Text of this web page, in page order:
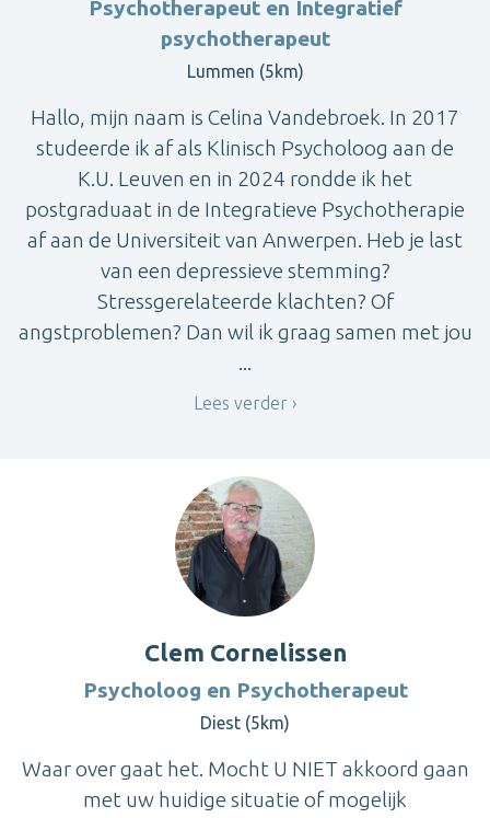
Psychotherapeut en Integratief
psychotherapeut
Lummen (5km)
Hallo, mijn naam is Celina Vandebroek. In 2017
studeerde ik af als Klinisch Psycholoog aan de
K.U. Leuven en in 2024 rondde ik het
postgraduaat in de Integratieve Psychotherapie
af aan de Universiteit van Anwerpen. Heb je last
van een depressieve stemming?
Stressgerelateerde klachten? Of
angstproblemen? Dan wil ik graag samen met jou
...
Lees verder
Clem Cornelissen
Psycholoog en Psychotherapeut
Diest (5km)
Waar over gaat het. Mocht U NIET akkoord gaan
met uw huidige situatie of mogelijk